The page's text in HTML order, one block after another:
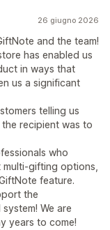
26 giugno 2026
and the team!
has enabled us
in ways that
us a significant
telling us
recipient was to
who
multi-gifting options,
feature.
the
We are
years to come!